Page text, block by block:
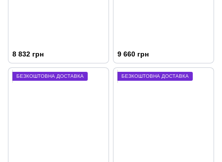
8 832 грн 9 660 грн
БЕЗКОШТОВНА ДОСТАВКА БЕЗКОШТОВНА ДОСТАВКА